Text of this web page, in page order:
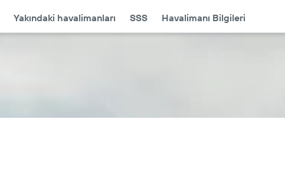
Yakındaki havalimanları SSS Havalimanı Bilgileri